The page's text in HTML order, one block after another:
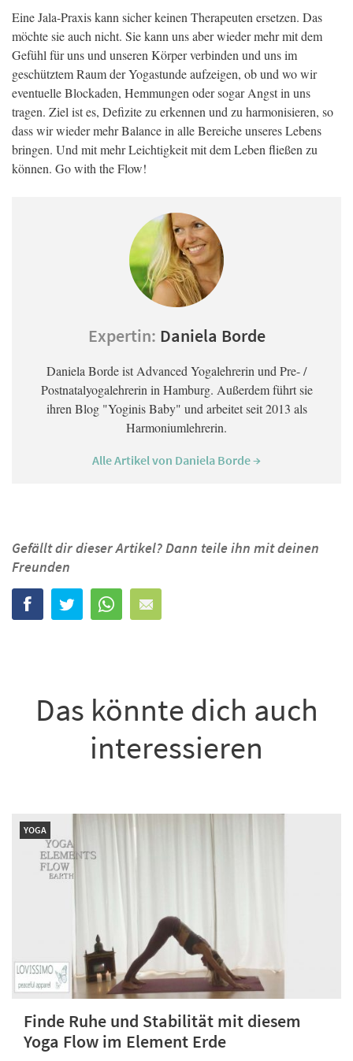
Eine Jala-Praxis kann sicher keinen Therapeuten ersetzen. Das
möchte sie auch nicht. Sie kann uns aber wieder mehr mit dem
Gefühl für uns und unseren Körper verbinden und uns im
geschütztem Raum der Yogastunde aufzeigen, ob und wo wir
eventuelle Blockaden, Hemmungen oder sogar Angst in uns
tragen. Ziel ist es, Defizite zu erkennen und zu harmonisieren, so
dass wir wieder mehr Balance in alle Bereiche unseres Lebens
bringen. Und mit mehr Leichtigkeit mit dem Leben fließen zu
können. Go with the Flow!
Expertin: Daniela Borde
Daniela Borde ist Advanced Yogalehrerin und Pre- /
Postnatalyogalehrerin in Hamburg. Außerdem führt sie
ihren Blog "Yoginis Baby" und arbeitet seit 2013 als
Harmoniumlehrerin.
Alle Artikel von Daniela Borde →
Gefällt dir dieser Artikel? Dann teile ihn mit deinen
Freunden
Das könnte dich auch
interessieren
YOGA
Finde Ruhe und Stabilität mit diesem
Yoga Flow im Element Erde